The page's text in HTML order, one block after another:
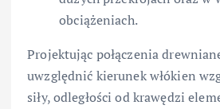
obciążeniach.
Projektując połączenia
uwzględnić kierunek włókien
siły, odległości od krawędzi